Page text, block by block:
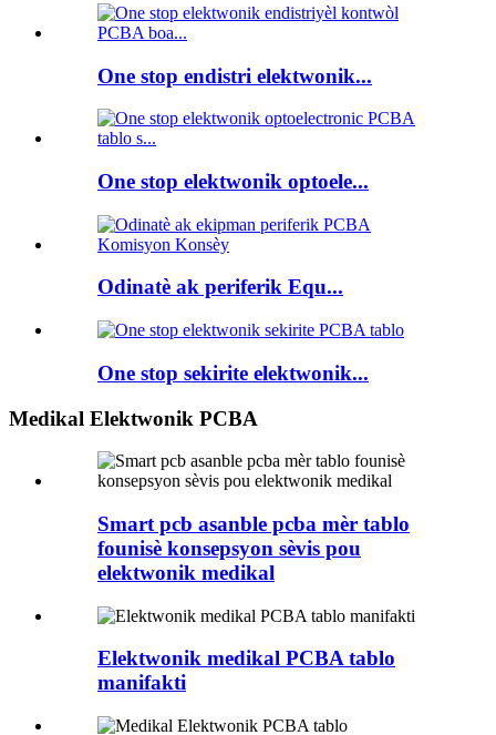
One stop endistri elektwonik...
One stop elektwonik optoele...
Odinatè ak periferik Equ...
One stop sekirite elektwonik...
Medikal Elektwonik PCBA
Smart pcb asanble pcba mèr tablo
founisè konsepsyon sèvis pou
elektwonik medikal
Elektwonik medikal PCBA tablo
manifakti